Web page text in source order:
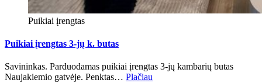
Puikiai įrengtas
Puikiai įrengtas 3-jų k. butas
Savininkas. Parduodamas puikiai įrengtas 3-jų kambarių butas
Naujakiemio gatvėje. Penktas… Plačiau